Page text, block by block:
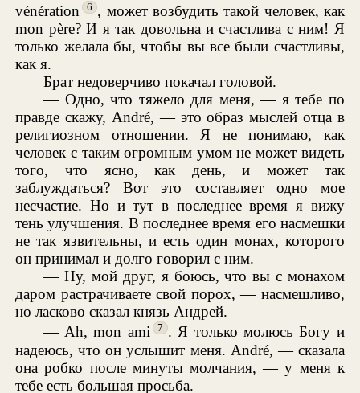
vénération
6 , может возбудить такой человек, как
mon père? И я так довольна и счастлива с ним! Я
только желала бы, чтобы вы все были счастливы,
как я.
Брат недоверчиво покачал головой.
— Одно, что тяжело для меня, — я тебе по
правде скажу, André, — это образ мыслей отца в
религиозном отношении. Я не понимаю, как
человек с таким огромным умом не может видеть
того, что ясно, как день, и может так
заблуждаться? Вот это составляет одно мое
несчастие. Но и тут в последнее время я вижу
тень улучшения. В последнее время его насмешки
не так язвительны, и есть один монах, которого
он принимал и долго говорил с ним.
— Ну, мой друг, я боюсь, что вы с монахом
даром растрачиваете свой порох, — насмешливо,
но ласково сказал князь Андрей.
— Ah, mon ami
7 . Я только молюсь Богу и
надеюсь, что он услышит меня. André, — сказала
она робко после минуты молчания, — у меня к
тебе есть большая просьба.